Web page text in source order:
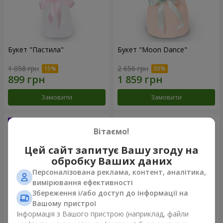
Букет "Пастила"
1 058 грн
Замовити
Букет "Moon Dance"
2 656 грн
Замовити
Вітаємо!
Цей сайт запитує Вашу згоду на
обробку Ваших даних
Персоналізована реклама, контент, аналітика,
вимірювання ефективності
Збереження і/або доступ до інформації на
Вашому пристрої
Інформація з Вашого пристрою (наприклад, файли